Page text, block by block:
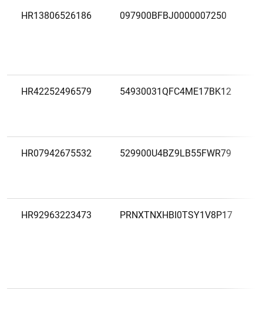
HR13806526186 097900BFBJ0000007250
HR42252496579 54930031QFC4ME17BK12
HR07942675532 529900U4BZ9LB55FWR79
HR92963223473 PRNXTNXHBI0TSY1V8P17